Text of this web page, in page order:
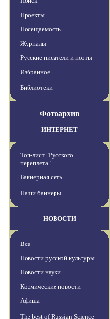
Проекты
Посещаемость
Журналы
Русские писатели и поэты
Избранное
Библиотеки
Фотоархив
ИНТЕРНЕТ
Топ-лист "Русского
переплета"
Баннерная сеть
Наши баннеры
НОВОСТИ
Все
Новости русской культуры
Новости науки
Космические новости
Афиша
The best of Russian Science